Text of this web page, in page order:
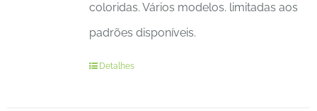
coloridas. Vários modelos. limitadas aos
padrões disponíveis.
Detalhes